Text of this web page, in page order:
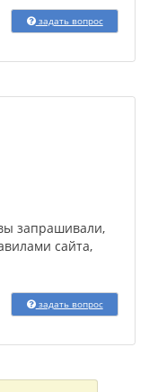
задать вопрос
запрашивали,
сайта,
задать вопрос